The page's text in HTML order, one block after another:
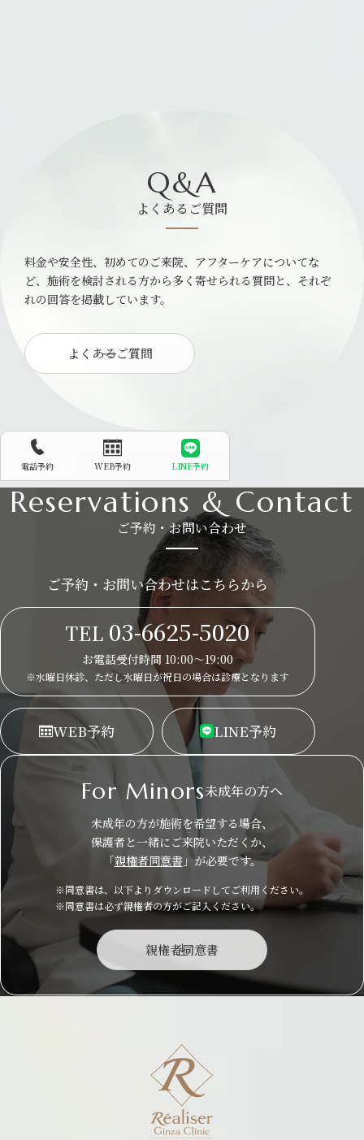
Q&A
よくあるご質問
料金や安全性、初めてのご来院、アフターケアについてな
ど、施術を検討される方から多く寄せられる質問と、それぞ
れの回答を掲載しています。
よくあるご質問
電話予約 WEB予約 LINE予約
Reservations & Contact
ご予約・お問い合わせ
ご予約・お問い合わせはこちらから
TEL 03-6625-5020
お電話受付時間 10:00～19:00
※水曜日休診、ただし水曜日が祝日の場合は診療となります
WEB予約 LINE予約
For Minors未成年の方へ
未成年の方が施術を希望する場合、
保護者と一緒にご来院いただくか、
「親権者同意書」が必要です。
※同意書は、以下よりダウンロードしてご利用ください。
※同意書は必ず親権者の方がご記入ください。
親権者同意書